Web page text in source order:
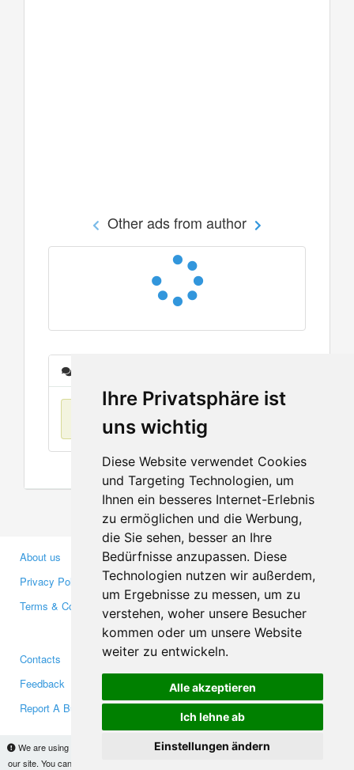
Ihre Privatsphäre ist
uns wichtig
Diese Website verwendet Cookies
und Targeting Technologien, um
Ihnen ein besseres Internet-Erlebnis
zu ermöglichen und die Werbung,
die Sie sehen, besser an Ihre
Bedürfnisse anzupassen. Diese
Technologien nutzen wir außerdem,
um Ergebnisse zu messen, um zu
verstehen, woher unsere Besucher
kommen oder um unsere Website
weiter zu entwickeln.
Alle akzeptieren
Ich lehne ab
Einstellungen ändern
We are using cookies to provide statistics that help us give you the best experience of
our site. You can find out more
Other ads from author
No items found
About us
Privacy Policy
Terms & Conditions
Business Partners
Investors
Media
Contacts
Feedback
Report A Bug
Facebook
Twitter
YouTube
Google+